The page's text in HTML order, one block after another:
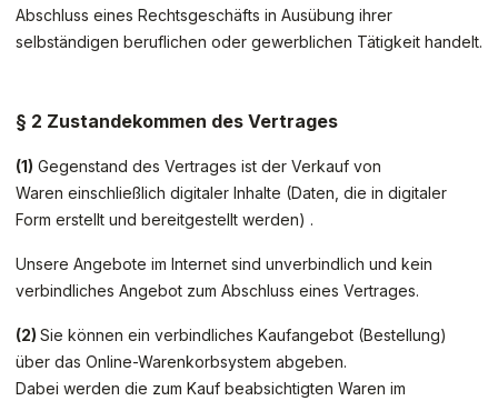
Abschluss eines Rechtsgeschäfts in Ausübung ihrer
selbständigen beruflichen oder gewerblichen Tätigkeit handelt.
§ 2 Zustandekommen des Vertrages
(1) Gegenstand des Vertrages ist der Verkauf von
Waren einschließlich digitaler Inhalte (Daten, die in digitaler
Form erstellt und bereitgestellt werden) .
Unsere Angebote im Internet sind unverbindlich und kein
verbindliches Angebot zum Abschluss eines Vertrages.
(2) Sie können ein verbindliches Kaufangebot (Bestellung)
über das Online-Warenkorbsystem abgeben.
Dabei werden die zum Kauf beabsichtigten Waren im